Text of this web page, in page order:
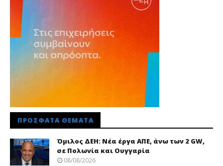
ΠΡΌΣΦΑΤΑ ΘΈΜΑΤΑ
Όμιλος ΔΕΗ: Νέα έργα ΑΠΕ, άνω των 2 GW,
σε Πολωνία και Ουγγαρία
08/08/2026